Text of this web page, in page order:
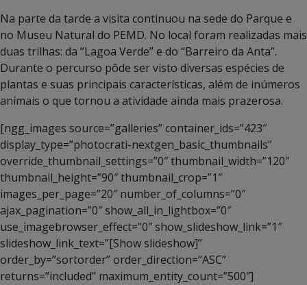
Na parte da tarde a visita continuou na sede do Parque e
no Museu Natural do PEMD. No local foram realizadas mais
duas trilhas: da “Lagoa Verde” e do “Barreiro da Anta”.
Durante o percurso pôde ser visto diversas espécies de
plantas e suas principais características, além de inúmeros
animais o que tornou a atividade ainda mais prazerosa.
[ngg_images source=”galleries” container_ids=”423″
display_type=”photocrati-nextgen_basic_thumbnails”
override_thumbnail_settings=”0″ thumbnail_width=”120″
thumbnail_height=”90″ thumbnail_crop=”1″
images_per_page=”20″ number_of_columns=”0″
ajax_pagination=”0″ show_all_in_lightbox=”0″
use_imagebrowser_effect=”0″ show_slideshow_link=”1″
slideshow_link_text=”[Show slideshow]”
order_by=”sortorder” order_direction=”ASC”
returns=”included” maximum_entity_count=”500″]